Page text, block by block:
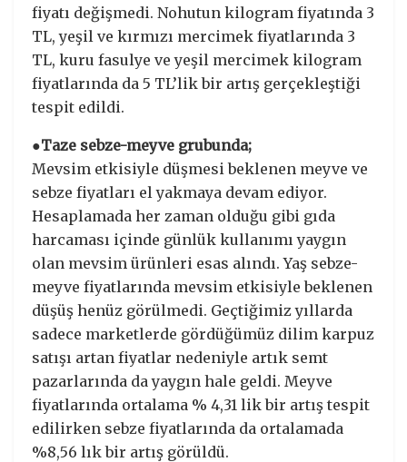
fiyatı değişmedi. Nohutun kilogram fiyatında 3
TL, yeşil ve kırmızı mercimek fiyatlarında 3
TL, kuru fasulye ve yeşil mercimek kilogram
fiyatlarında da 5 TL’lik bir artış gerçekleştiği
tespit edildi.
●Taze sebze-meyve grubunda;
Mevsim etkisiyle düşmesi beklenen meyve ve
sebze fiyatları el yakmaya devam ediyor.
Hesaplamada her zaman olduğu gibi gıda
harcaması içinde günlük kullanımı yaygın
olan mevsim ürünleri esas alındı. Yaş sebze-
meyve fiyatlarında mevsim etkisiyle beklenen
düşüş henüz görülmedi. Geçtiğimiz yıllarda
sadece marketlerde gördüğümüz dilim karpuz
satışı artan fiyatlar nedeniyle artık semt
pazarlarında da yaygın hale geldi. Meyve
fiyatlarında ortalama % 4,31 lik bir artış tespit
edilirken sebze fiyatlarında da ortalamada
%8,56 lık bir artış görüldü.